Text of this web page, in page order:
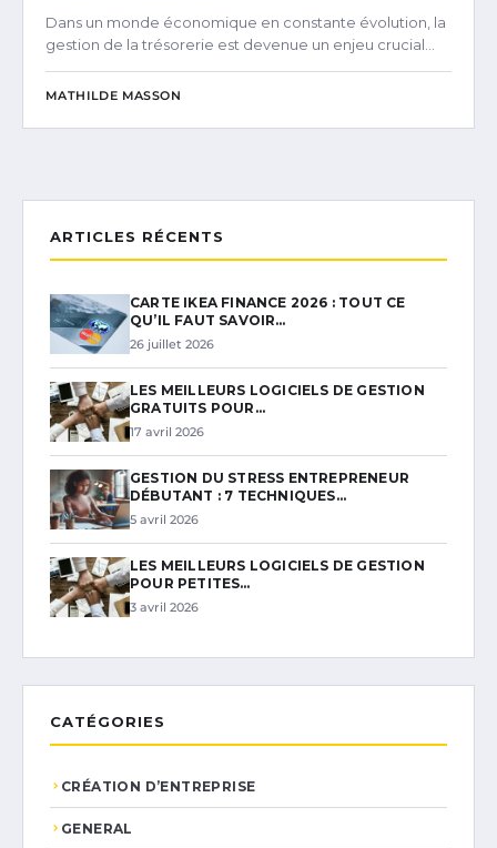
Dans un monde économique en constante évolution, la
gestion de la trésorerie est devenue un enjeu crucial…
MATHILDE MASSON
ARTICLES RÉCENTS
CARTE IKEA FINANCE 2026 : TOUT CE
QU’IL FAUT SAVOIR…
26 juillet 2026
LES MEILLEURS LOGICIELS DE GESTION
GRATUITS POUR…
17 avril 2026
GESTION DU STRESS ENTREPRENEUR
DÉBUTANT : 7 TECHNIQUES…
5 avril 2026
LES MEILLEURS LOGICIELS DE GESTION
POUR PETITES…
3 avril 2026
CATÉGORIES
CRÉATION D’ENTREPRISE
GENERAL